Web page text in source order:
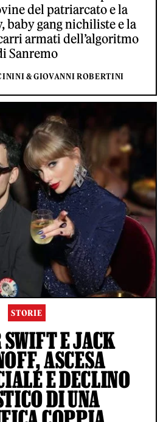
del patriarcato e la
baby gang nichiliste e la
armati dell’algoritmo
Sanremo
& GIOVANNI ROBERTINI
STORIE
E JACK
ASCESA
E DECLINO
DI UNA